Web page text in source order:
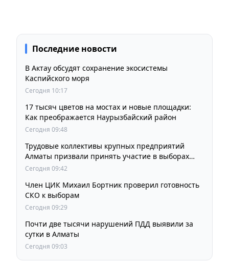
Последние новости
В Актау обсудят сохранение экосистемы
Каспийского моря
Сегодня 10:17
17 тысяч цветов на мостах и новые площадки:
Как преображается Наурызбайский район
Сегодня 09:48
Трудовые коллективы крупных предприятий
Алматы призвали принять участие в выборах
членов Курултая
Сегодня 09:42
Член ЦИК Михаил Бортник проверил готовность
СКО к выборам
Сегодня 09:29
Почти две тысячи нарушений ПДД выявили за
сутки в Алматы
Сегодня 09:03